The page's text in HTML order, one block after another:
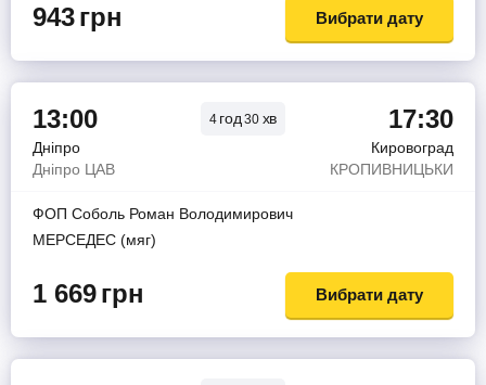
943грн Вибрати дату
13:00 4 год30 хв 17:30
Дніпро
Кировоград
Дніпро ЦАВ
КРОПИВНИЦЬКИ
ФОП Соболь Роман Володимирович
МЕРСЕДЕС (мяг)
1 669грн Вибрати дату